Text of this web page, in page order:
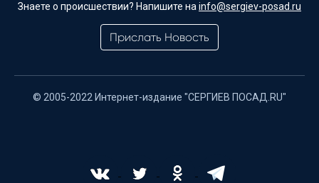
Знаете о происшествии? Напишите на info@sergiev-posad.ru
Прислать Новость
© 2005-2022 Интернет-издание "СЕРГИЕВ ПОСАД.RU"